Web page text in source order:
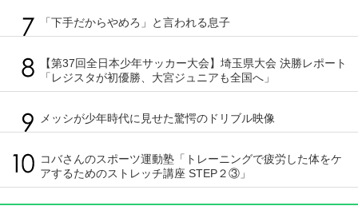
「下手だからやめろ」と言われる息子
【第37回全日本少年サッカー大会】埼玉県大会 決勝レポート
「レジスタが初優勝、大宮ジュニアも全国へ」
メッシが少年時代に見せた驚愕のドリブル映像
コバさんのスポーツ運動塾「トレーニングで疲労した体をケ
アするためのストレッチ講座 STEP２③」